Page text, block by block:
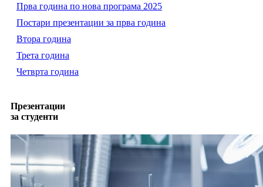
Прва година по нова програма 2025
Постари презентации за прва година
Втора година
Трета година
Четврта година
Презентации
за студенти